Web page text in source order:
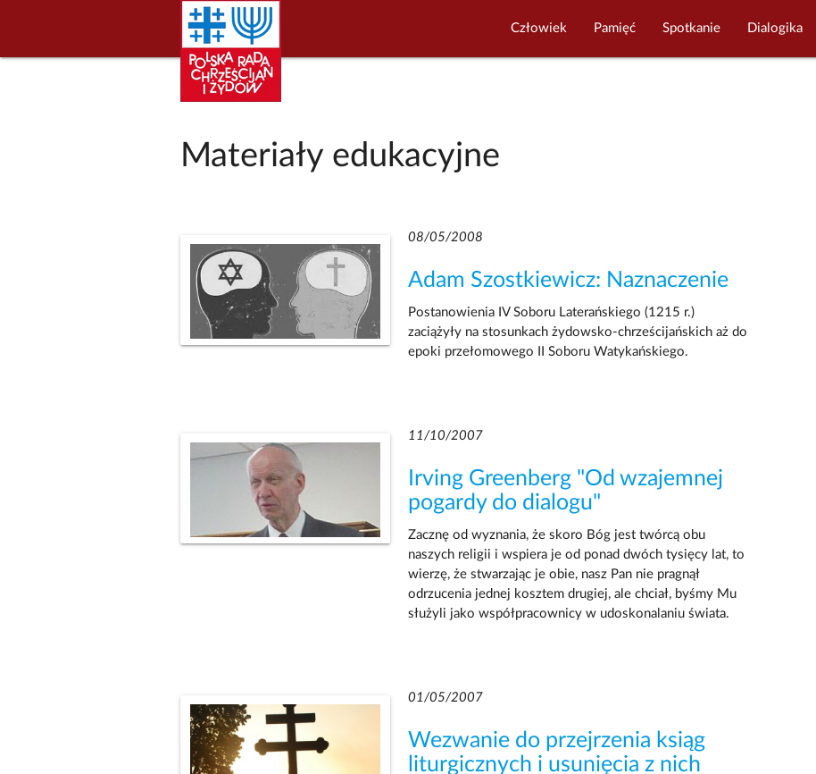
Człowiek Pamięć Spotkanie Dialogika
Materiały edukacyjne
08/05/2008
Adam Szostkiewicz: Naznaczenie
Postanowienia IV Soboru Laterańskiego (1215 r.)
zaciążyły na stosunkach żydowsko-chrześcijańskich aż do
epoki przełomowego II Soboru Watykańskiego.
11/10/2007
Irving Greenberg "Od wzajemnej
pogardy do dialogu"
Zacznę od wyznania, że skoro Bóg jest twórcą obu
naszych religii i wspiera je od ponad dwóch tysięcy lat, to
wierzę, że stwarzając je obie, nasz Pan nie pragnął
odrzucenia jednej kosztem drugiej, ale chciał, byśmy Mu
służyli jako współpracownicy w udoskonalaniu świata.
01/05/2007
Wezwanie do przejrzenia ksiąg
liturgicznych i usunięcia z nich